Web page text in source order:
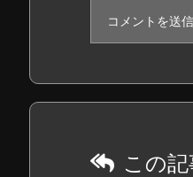
この